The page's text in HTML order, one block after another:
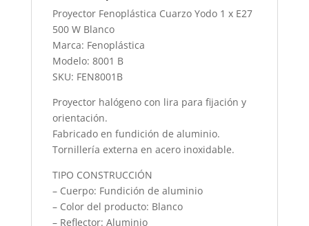
Proyector Fenoplástica Cuarzo Yodo 1 x E27
500 W Blanco
Marca: Fenoplástica
Modelo: 8001 B
SKU: FEN8001B
Proyector halógeno con lira para fijación y
orientación.
Fabricado en fundición de aluminio.
Tornillería externa en acero inoxidable.
TIPO CONSTRUCCIÓN
– Cuerpo: Fundición de aluminio
– Color del producto: Blanco
– Reflector: Aluminio